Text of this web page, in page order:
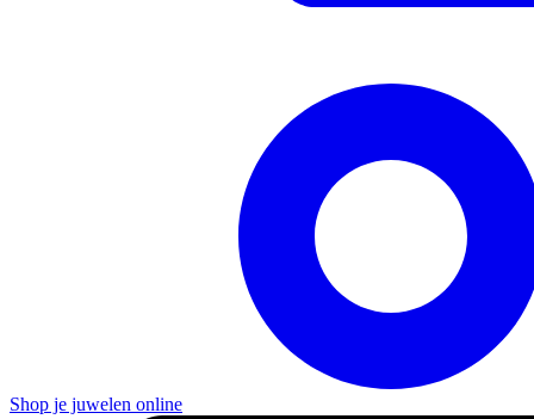
Shop je juwelen online